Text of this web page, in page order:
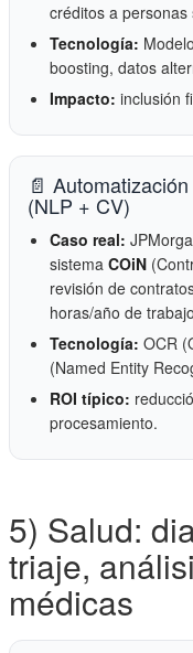
créditos a
Tecnología:
boosting, datos
Impacto: inclusión
📄
(NLP + CV)
Caso real:
sistema COiN
revisión de
horas/año de
Tecnología: OCR
(Named Entity
ROI típico:
procesamiento.
5) Salud:
triaje,
médicas